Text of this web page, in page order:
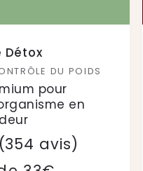
Détox
DU POIDS
pour
en
(354 avis)